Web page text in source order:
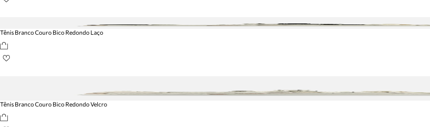
Tênis Branco Couro Bico Redondo Laço
Tênis Branco Couro Bico Redondo Velcro